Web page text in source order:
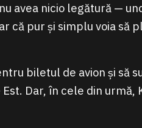
avea nicio legătură —
că pur și simplu voia să
biletul de avion și să
Dar, în cele din urmă,